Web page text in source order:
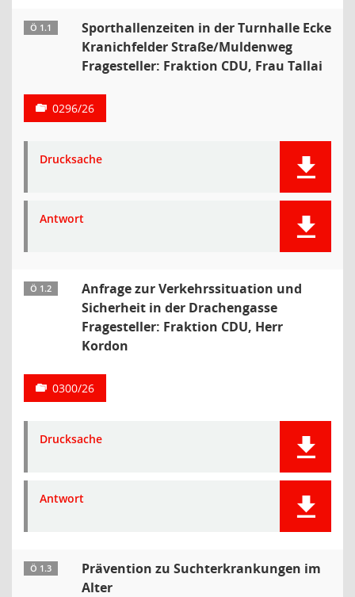
Ö 1.1
Sporthallenzeiten in der Turnhalle Ecke
Kranichfelder Straße/Muldenweg
Fragesteller: Fraktion CDU, Frau Tallai
0296/26
Drucksache
Antwort
Ö 1.2
Anfrage zur Verkehrssituation und
Sicherheit in der Drachengasse
Fragesteller: Fraktion CDU, Herr
Kordon
0300/26
Drucksache
Antwort
Ö 1.3
Prävention zu Suchterkrankungen im
Alter